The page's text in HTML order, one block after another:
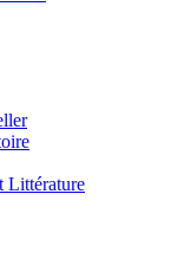
Littérature